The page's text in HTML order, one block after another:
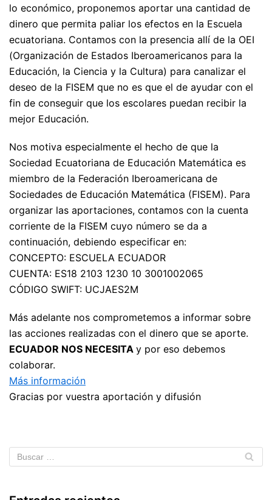
lo económico, proponemos aportar una cantidad de
dinero que permita paliar los efectos en la Escuela
ecuatoriana. Contamos con la presencia allí de la OEI
(Organización de Estados Iberoamericanos para la
Educación, la Ciencia y la Cultura) para canalizar el
deseo de la FISEM que no es que el de ayudar con el
fin de conseguir que los escolares puedan recibir la
mejor Educación.
Nos motiva especialmente el hecho de que la
Sociedad Ecuatoriana de Educación Matemática es
miembro de la Federación Iberoamericana de
Sociedades de Educación Matemática (FISEM). Para
organizar las aportaciones, contamos con la cuenta
corriente de la FISEM cuyo número se da a
continuación, debiendo especificar en:
CONCEPTO: ESCUELA ECUADOR
CUENTA: ES18 2103 1230 10 3001002065
CÓDIGO SWIFT: UCJAES2M
Más adelante nos comprometemos a informar sobre
las acciones realizadas con el dinero que se aporte.
ECUADOR NOS NECESITA y por eso debemos
colaborar.
Más información
Gracias por vuestra aportación y difusión